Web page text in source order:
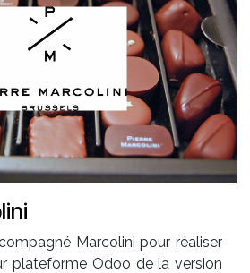
Marcolini pour réaliser
plateforme Odoo de la version